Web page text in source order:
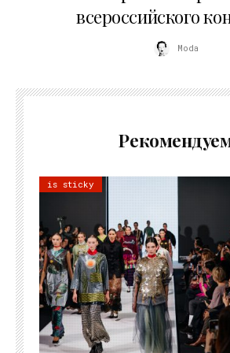
всероссийского
Moda
is sticky